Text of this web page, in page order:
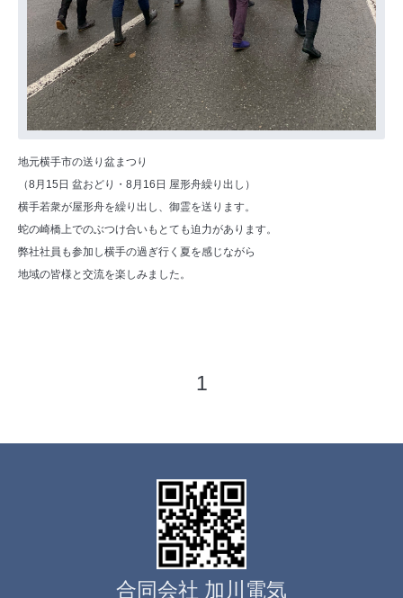
地元横手市の送り盆まつり
（8月15日 盆おどり・8月16日 屋形舟繰り出し）
横手若衆が屋形舟を繰り出し、御霊を送ります。
蛇の崎橋上でのぶつけ合いもとても迫力があります。
弊社社員も参加し横手の過ぎ行く夏を感じながら
地域の皆様と交流を楽しみました。
1
合同会社 加川電気